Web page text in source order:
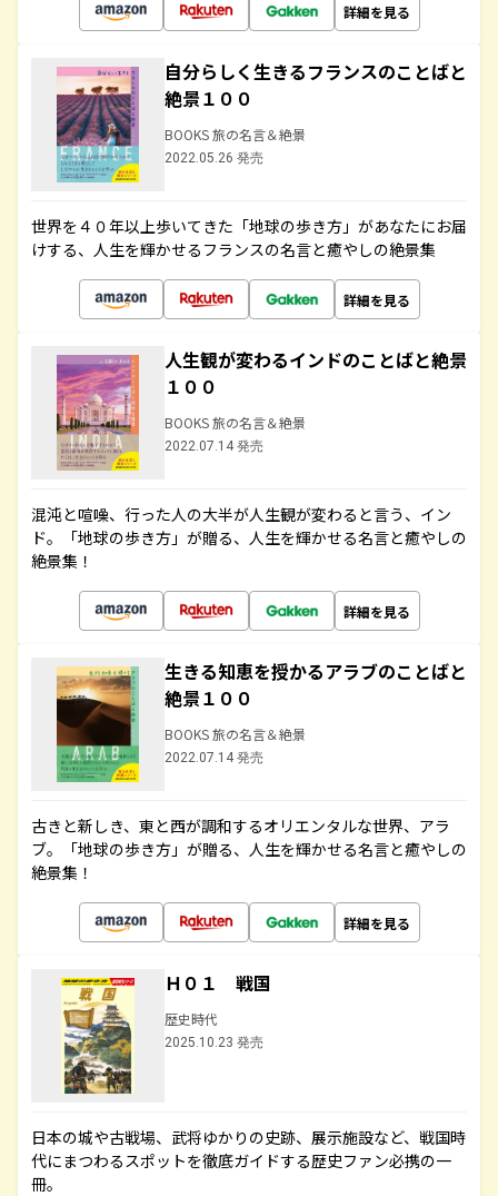
詳細を見る
自分らしく生きるフランスのことばと
絶景１００
BOOKS 旅の名言＆絶景
2022.05.26 発売
世界を４０年以上歩いてきた「地球の歩き方」があなたにお届
けする、人生を輝かせるフランスの名言と癒やしの絶景集
詳細を見る
人生観が変わるインドのことばと絶景
１００
BOOKS 旅の名言＆絶景
2022.07.14 発売
混沌と喧噪、行った人の大半が人生観が変わると言う、イン
ド。「地球の歩き方」が贈る、人生を輝かせる名言と癒やしの
絶景集！
詳細を見る
生きる知恵を授かるアラブのことばと
絶景１００
BOOKS 旅の名言＆絶景
2022.07.14 発売
古きと新しき、東と西が調和するオリエンタルな世界、アラ
ブ。「地球の歩き方」が贈る、人生を輝かせる名言と癒やしの
絶景集！
詳細を見る
Ｈ０１ 戦国
歴史時代
2025.10.23 発売
日本の城や古戦場、武将ゆかりの史跡、展示施設など、戦国時
代にまつわるスポットを徹底ガイドする歴史ファン必携の一
冊。